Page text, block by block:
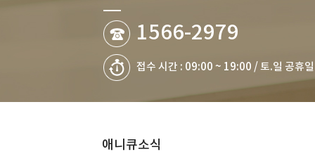
1566-2979
접수 시간 : 09:00 ~ 19:00 / 토.일 공휴
애니큐소식